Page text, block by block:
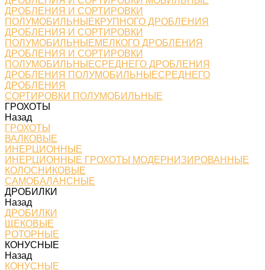
ДРОБЛЕНИЯ И СОРТИРОВКИ
ПОЛУМОБИЛЬНЫЕКРУПНОГО ДРОБЛЕНИЯ
ДРОБЛЕНИЯ И СОРТИРОВКИ
ПОЛУМОБИЛЬНЫЕМЕЛКОГО ДРОБЛЕНИЯ
ДРОБЛЕНИЯ И СОРТИРОВКИ
ПОЛУМОБИЛЬНЫЕСРЕДНЕГО ДРОБЛЕНИЯ
ДРОБЛЕНИЯ ПОЛУМОБИЛЬНЫЕСРЕДНЕГО
ДРОБЛЕНИЯ
СОРТИРОВКИ ПОЛУМОБИЛЬНЫЕ
ГРОХОТЫ
Назад
ГРОХОТЫ
ВАЛКОВЫЕ
ИНЕРЦИОННЫЕ
ИНЕРЦИОННЫЕ ГРОХОТЫ МОДЕРНИЗИРОВАННЫЕ
КОЛОСНИКОВЫЕ
САМОБАЛАНСНЫЕ
ДРОБИЛКИ
Назад
ДРОБИЛКИ
ЩЕКОВЫЕ
РОТОРНЫЕ
КОНУСНЫЕ
Назад
КОНУСНЫЕ